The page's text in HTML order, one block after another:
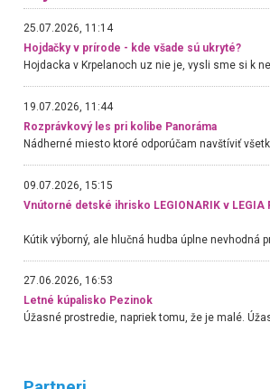
25.07.2026, 11:14
Hojdačky v prírode - kde všade sú ukryté?
19.07.2026, 11:44
Rozprávkový les pri kolibe Panoráma
09.07.2026, 15:15
Vnútorné detské ihrisko LEGIONARIK v LEGIA
27.06.2026, 16:53
Letné kúpalisko Pezinok